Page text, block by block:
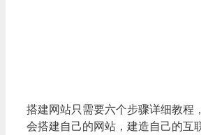
搭建网站只需要六个步骤详细教程
会搭建自己的网站，建造自己的互